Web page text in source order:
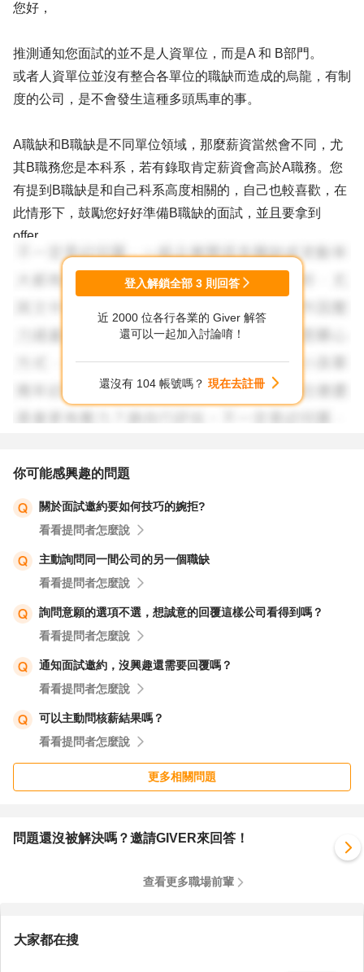
您好，
推測通知您面試的並不是人資單位，而是A 和 B部門。
或者人資單位並沒有整合各單位的職缺而造成的烏龍，有制
度的公司，是不會發生這種多頭馬車的事。
A職缺和B職缺是不同單位領域，那麼薪資當然會不同，尤
其B職務您是本科系，若有錄取肯定薪資會高於A職務。您
有提到B職缺是和自己科系高度相關的，自己也較喜歡，在
此情形下，鼓勵您好好準備B職缺的面試，並且要拿到
offer。
如果幸運錄取了B職缺，就據實告知A職缺會放棄報到。同
一家公司發生這種事件並不是您的問題，再說，您也有權利
選擇A或B。
登入解鎖全部 3 則回答
近 2000 位各行各業的 Giver 解答
還可以一起加入討論唷！
還沒有 104 帳號嗎？ 現在去註冊
你可能感興趣的問題
關於面試邀約要如何技巧的婉拒?
看看提問者怎麼說
主動詢問同一間公司的另一個職缺
看看提問者怎麼說
詢問意願的選項不選，想誠意的回覆這樣公司看得到嗎？
看看提問者怎麼說
通知面試邀約，沒興趣還需要回覆嗎？
看看提問者怎麼說
可以主動問核薪結果嗎？
看看提問者怎麼說
更多相關問題
問題還沒被解決嗎？邀請GIVER來回答！
查看更多職場前輩
大家都在搜